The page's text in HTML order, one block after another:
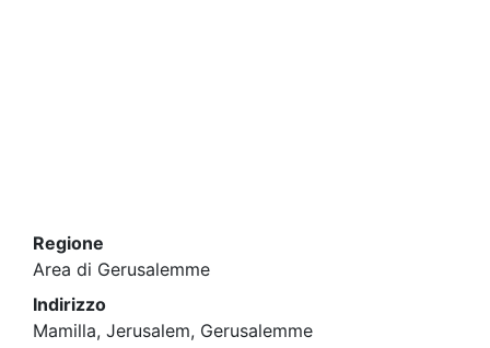
Regione
Area di Gerusalemme
Indirizzo
Mamilla, Jerusalem, Gerusalemme